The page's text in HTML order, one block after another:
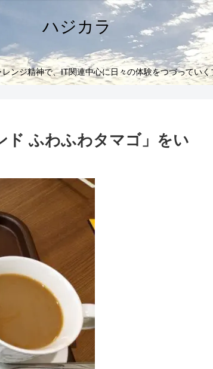
ハジカラ
ンジ精神で、IT関連中心に日々の体験をつづっていく
ド ふわふわタマゴ」をい